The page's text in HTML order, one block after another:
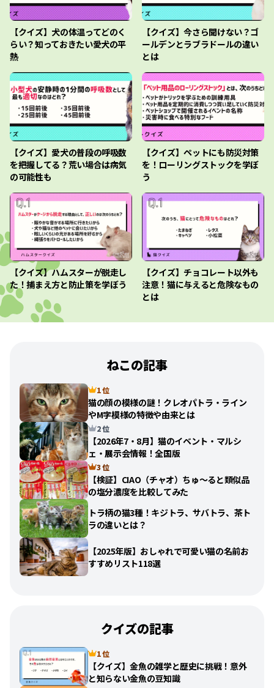
【クイズ】犬の体温ってどのく
らい？知っておきたい愛犬の平
熱
【クイズ】今さら聞けない？ゴ
ールデンとラブラドールの違い
とは
【クイズ】愛犬の普段の呼吸数
を把握してる？荒い場合は病気
の可能性も
【クイズ】ペットにも防災対策
を！ローリングストックを学ぼ
う
【クイズ】ハムスターが脱走し
た！捕まえ方と防止策を学ぼう
【クイズ】チョコレート以外も
注意！猫に与えると危険なもの
とは
ねこの記事
1 位
猫の顔の模様の謎！クレオパトラ・ライン
やM字模様の特徴や由来とは
2 位
【2026年7・8月】猫のイベント・マルシ
ェ・展示会情報！全国版
3 位
【検証】CIAO（チャオ）ちゅ〜ると類似品
の塩分濃度を比較してみた
トラ柄の猫3種！キジトラ、サバトラ、茶ト
ラの違いとは？
【2025年版】おしゃれで可愛い猫の名前お
すすめリスト118選
クイズの記事
1 位
【クイズ】金魚の雑学と歴史に挑戦！意外
と知らない金魚の豆知識